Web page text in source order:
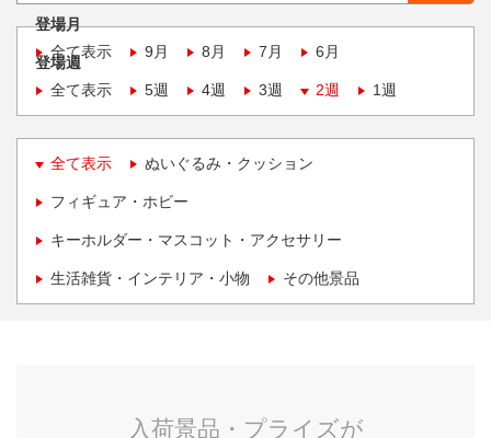
登場月
全て表示
9月 8月 7月 6月
登場週
全て表示
5週 4週 3週 2週 1週
全て表示 ぬいぐるみ・クッション
フィギュア・ホビー
キーホルダー・マスコット・アクセサリー
生活雑貨・インテリア・小物 その他景品